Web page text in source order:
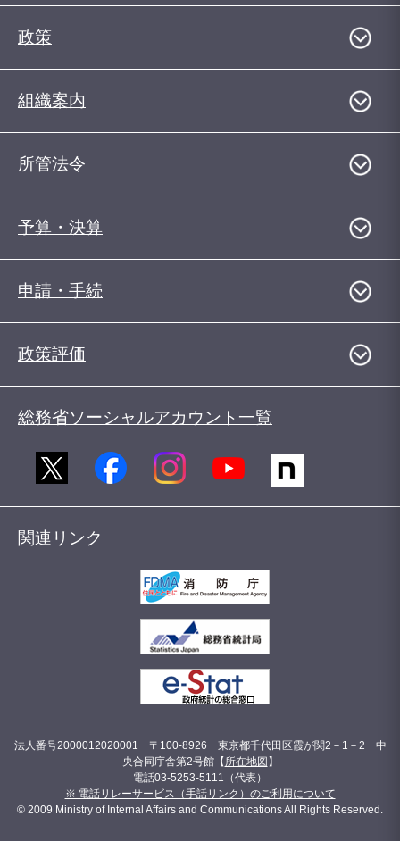
政策
組織案内
所管法令
予算・決算
申請・手続
政策評価
総務省ソーシャルアカウント一覧
関連リンク
法人番号2000012020001 〒100-8926 東京都千代田区霞が関2－1－2 中
央合同庁舎第2号館【 所在地図 】
電話03-5253-5111（代表）
※ 電話リレーサービス（手話リンク）のご利用について
© 2009 Ministry of Internal Affairs and Communications All Rights Reserved.